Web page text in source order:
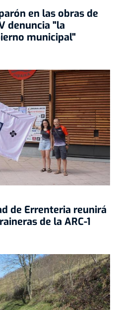
en las obras de
denuncia "la
municipal"
de Errenteria reunirá
de la ARC-1